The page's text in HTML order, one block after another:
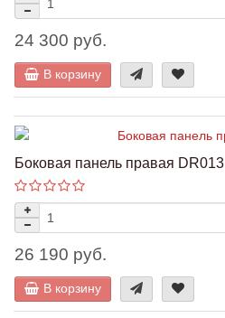
24 300 руб.
В корзину
Боковая панель правая DR013
26 190 руб.
В корзину